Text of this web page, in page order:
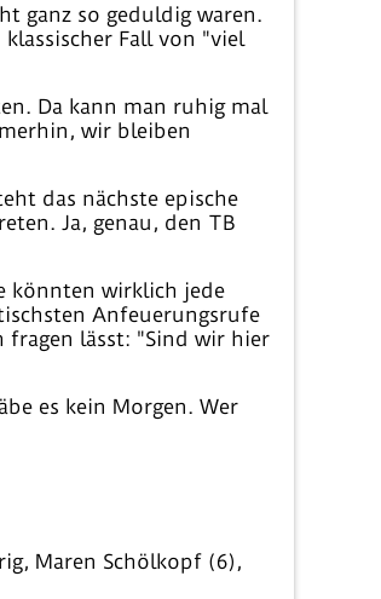
ganz so geduldig waren.
Fall von "viel
Da kann man ruhig mal
wir bleiben
das nächste epische
Ja, genau, den TB
könnten wirklich jede
Anfeuerungsrufe
fragen lässt: "Sind wir hier
es kein Morgen. Wer
Maren Schölkopf (6),